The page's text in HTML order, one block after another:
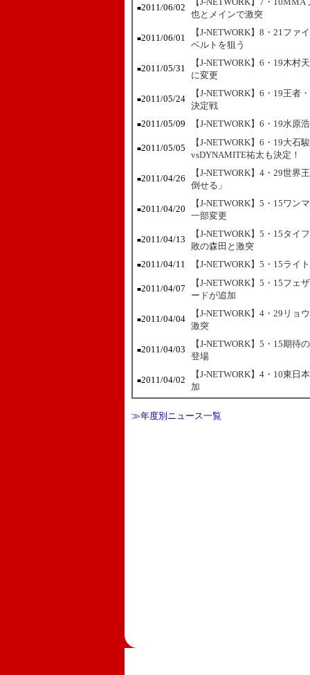
■2011/06/02
也とメインで激突
■2011/06/01
【J-NETWORK】8・21フ
ベルトを狙う
■2011/05/31
【J-NETWORK】6・19木
に変更
■2011/05/24
【J-NETWORK】6・19王
決定戦
■2011/05/09 【J-NETWORK】6・19水原
■2011/05/05
【J-NETWORK】6・19大
vsDYNAMITE祐太も決定！
■2011/04/26
【J-NETWORK】4・29世
倒せる」
■2011/04/20
【J-NETWORK】5・15ワ
一部変更
■2011/04/13
【J-NETWORK】5・15タ
敗の森田と激突
■2011/04/11 【J-NETWORK】5・15ラ
■2011/04/07
【J-NETWORK】5・15フ
ードが追加
■2011/04/04
【J-NETWORK】4・29リ
激突
■2011/04/03
【J-NETWORK】5・15期
登場
■2011/04/02
【J-NETWORK】4・10東
加
≫年度別ニュース一覧